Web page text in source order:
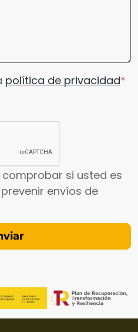
política de privacidad
si usted es
envíos de